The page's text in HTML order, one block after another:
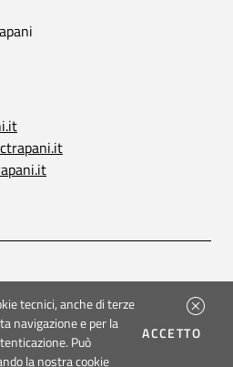
tecnici, anche di terze
navigazione e per la
Può
la nostra cookie
ACCETTO